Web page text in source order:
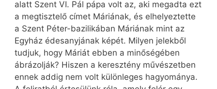
alatt Szent VI. Pál pápa volt az, aki megadta ezt
a megtisztelő címet Máriának, és elhelyeztette
a Szent Péter-bazilikában Máriának mint az
Egyház édesanyjának képét. Milyen jelekből
tudjuk, hogy Máriát ebben a minőségében
ábrázolják? Hiszen a keresztény művészetben
ennek addig nem volt különleges hagyománya.